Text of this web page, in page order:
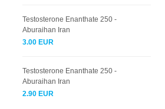
Testosterone Enanthate 250 -
Aburaihan Iran
3.00 EUR
Testosterone Enanthate 250 -
Aburaihan Iran
2.90 EUR